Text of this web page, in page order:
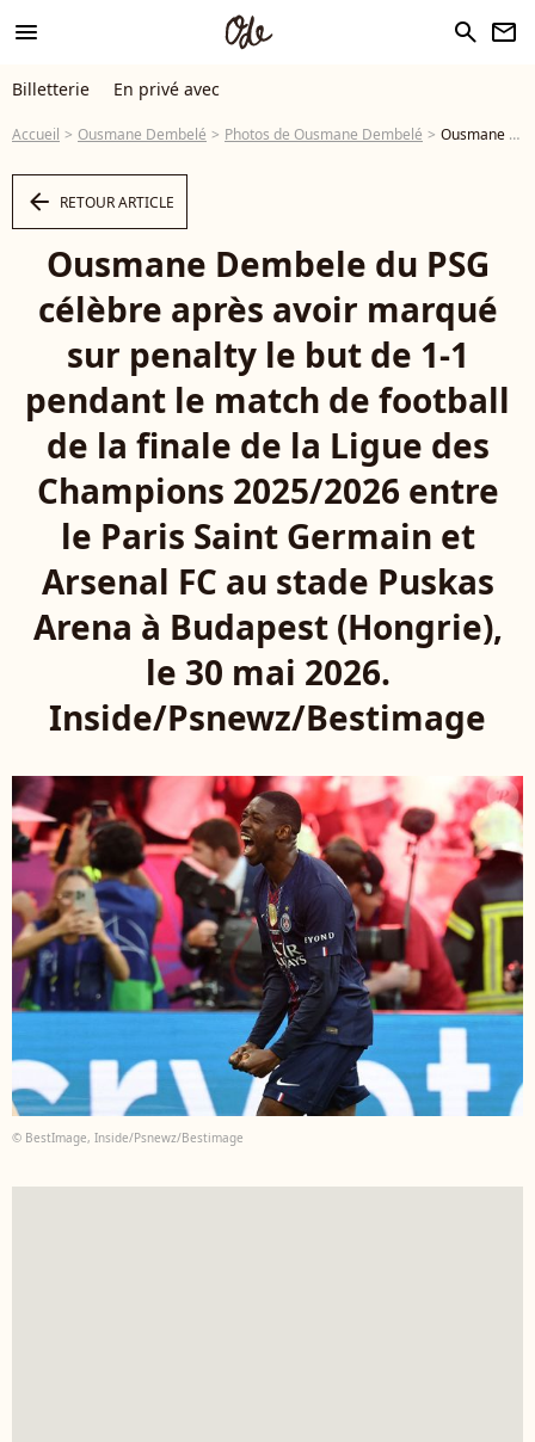
menu search newsletter
Billetterie En privé avec
Accueil Ousmane Dembelé Photos de Ousmane Dembelé Ousmane Dembele du PSG célèbre après avoir marqué sur penalty le but de 1-1 pendant le match de football de la finale de la Ligue des Champions 2025/2026 entre le Paris Saint Germain et Arsenal FC au stade Puskas Arena à Budapest (Hongrie), le 30 mai 2026. Inside/Psnewz/Bestimage - Photo
arrow_left RETOUR ARTICLE
Ousmane Dembele du PSG
célèbre après avoir marqué
sur penalty le but de 1-1
pendant le match de football
de la finale de la Ligue des
Champions 2025/2026 entre
le Paris Saint Germain et
Arsenal FC au stade Puskas
Arena à Budapest (Hongrie),
le 30 mai 2026.
Inside/Psnewz/Bestimage
© BestImage, Inside/Psnewz/Bestimage